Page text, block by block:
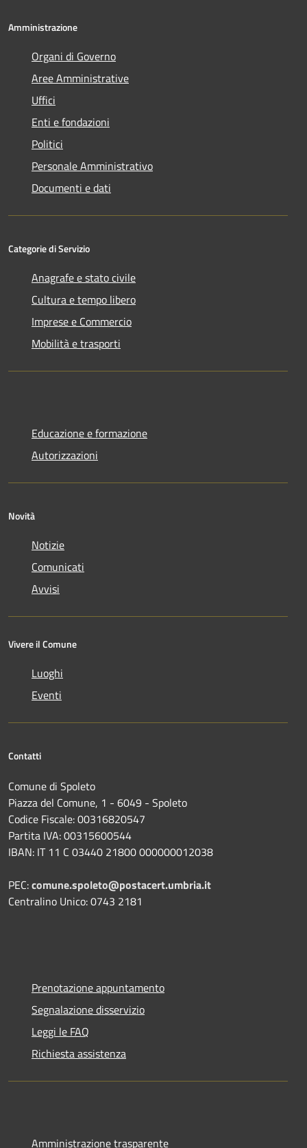
Amministrazione
Organi di Governo
Aree Amministrative
Uffici
Enti e fondazioni
Politici
Personale Amministrativo
Documenti e dati
Categorie di Servizio
Anagrafe e stato civile
Cultura e tempo libero
Imprese e Commercio
Mobilità e trasporti
Educazione e formazione
Autorizzazioni
Novità
Notizie
Comunicati
Avvisi
Vivere il Comune
Luoghi
Eventi
Contatti
Comune di Spoleto
Piazza del Comune, 1 - 6049 - Spoleto
Codice Fiscale: 00316820547
Partita IVA: 00315600544
IBAN: IT 11 C 03440 21800 000000012038
PEC:comune.spoleto@postacert.umbria.it
Centralino Unico: 0743 2181
Prenotazione appuntamento
Segnalazione disservizio
Leggi le FAQ
Richiesta assistenza
Amministrazione trasparente